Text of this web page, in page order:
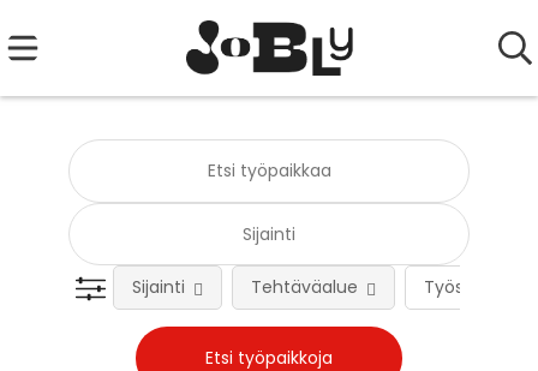
Työsuhteen
Sijainti Tehtäväalue